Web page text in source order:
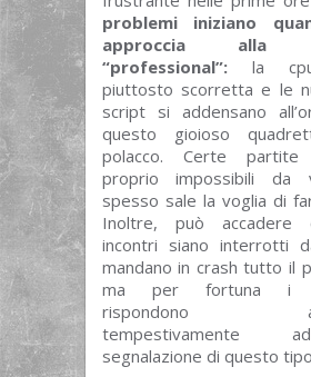
problemi iniziano
approccia alla
“professional”:la cpu
piuttosto scorretta e le
script si addensano
questo gioioso
polacco. Certe partite
proprio impossibili da
spesso sale la voglia di
Inoltre, può accadere
incontri siano interrotti
mandano in crash tutto il
ma per fortuna i
rispondono
tempestivamente
segnalazione di questo